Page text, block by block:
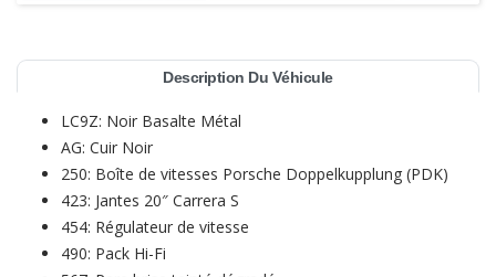
Description Du Véhicule
LC9Z: Noir Basalte Métal
AG: Cuir Noir
250: Boîte de vitesses Porsche Doppelkupplung (PDK)
423: Jantes 20″ Carrera S
454: Régulateur de vitesse
490: Pack Hi-Fi